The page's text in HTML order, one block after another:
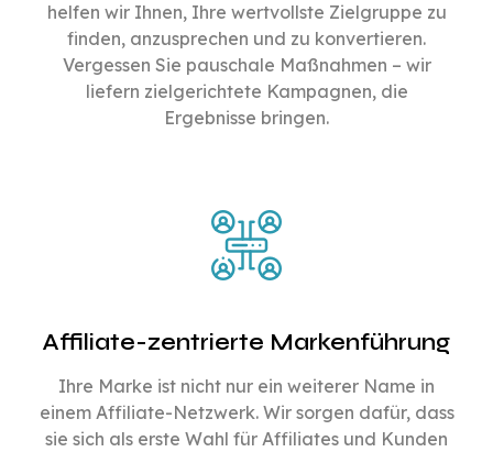
helfen wir Ihnen, Ihre wertvollste Zielgruppe zu
finden, anzusprechen und zu konvertieren.
Vergessen Sie pauschale Maßnahmen – wir
liefern zielgerichtete Kampagnen, die
Ergebnisse bringen.
Affiliate-zentrierte Markenführung
Ihre Marke ist nicht nur ein weiterer Name in
einem Affiliate-Netzwerk. Wir sorgen dafür, dass
sie sich als erste Wahl für Affiliates und Kunden